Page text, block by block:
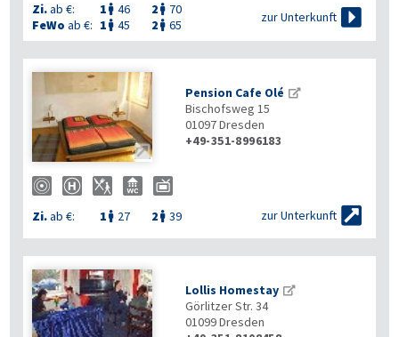
Zi.ab €: 1  46 2  70
FeWo ab €: 1  45 2  65
zur Unterkunft 

Pension Cafe Olé
Bischofsweg 15
01097Dresden
+49-351-8996183
Zi.ab €: 1  27 2  39 zur Unterkunft 
Lollis Homestay
Görlitzer Str. 34
01099Dresden